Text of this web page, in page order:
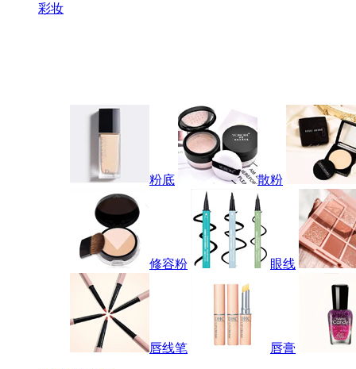
彩妆
粉底 散粉
修容粉 眼线
唇线笔 唇膏